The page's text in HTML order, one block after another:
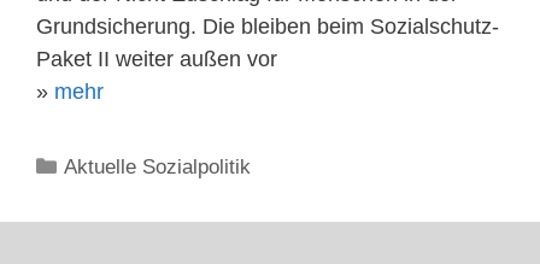
Grundsicherung. Die bleiben beim Sozialschutz-
Paket II weiter außen vor
» mehr
Kategorien
Aktuelle Sozialpolitik